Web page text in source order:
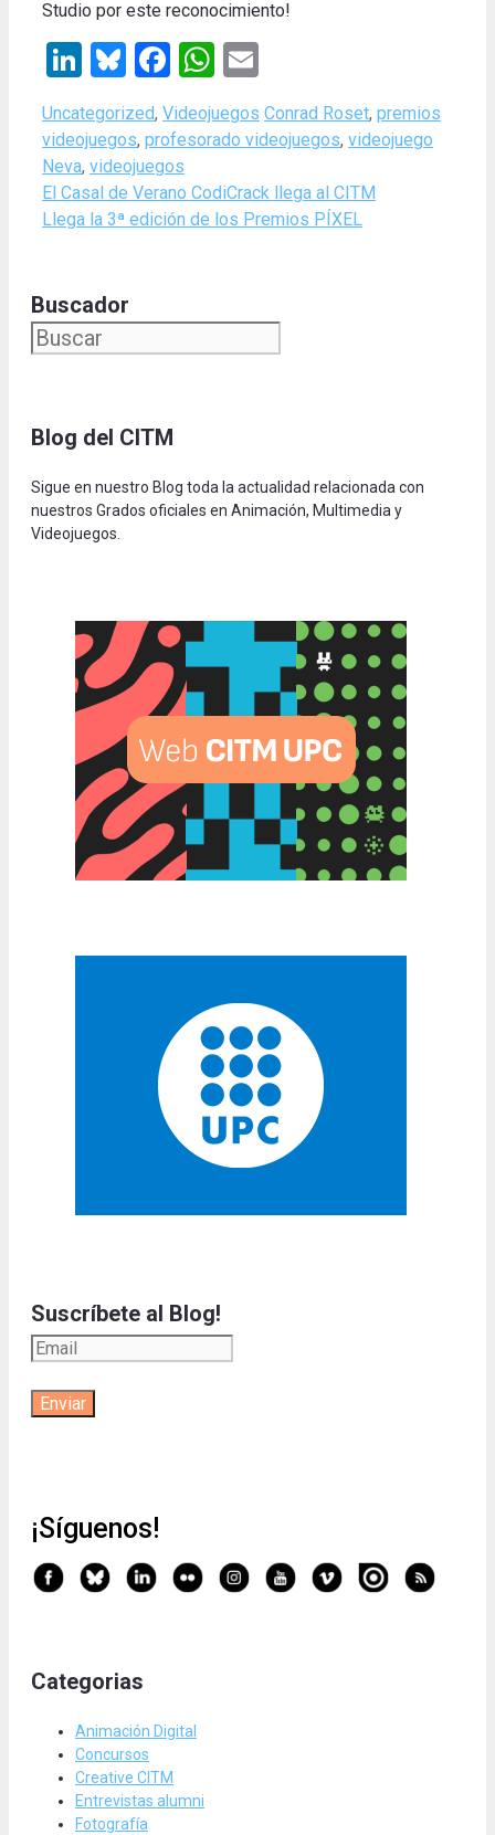
Studio por este reconocimiento!
LinkedIn
Bluesky
Facebook
WhatsApp
Categories
Uncategorized, Videojuegos Tags
Conrad Roset, premios
videojuegos, profesorado videojuegos, videojuego
Neva, videojuegos
El Casal de Verano CodiCrack llega al CITM
Llega la 3ª edición de los Premios PÍXEL
Buscador
Blog del CITM
Sigue en nuestro Blog toda la actualidad relacionada con
nuestros Grados oficiales en Animación, Multimedia y
Videojuegos.
Suscríbete al Blog!
¡Síguenos!
Categorias
Animación Digital
Concursos
Creative CITM
Entrevistas alumni
Fotografía